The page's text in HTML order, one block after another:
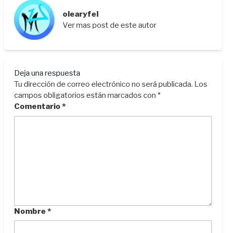
olearyfel
Ver mas post de este autor
Deja una respuesta
Tu dirección de correo electrónico no será publicada. Los
campos obligatorios están marcados con *
Comentario *
Nombre *